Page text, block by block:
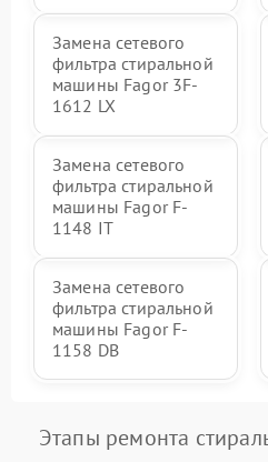
Замена сетевого
фильтра стиральной
машины Fagor 3F-
1612 LX
Замена сетевого
фильтра стиральной
машины Fagor F-
1148 IT
Замена сетевого
фильтра стиральной
машины Fagor F-
1158 DB
Этапы ремонта